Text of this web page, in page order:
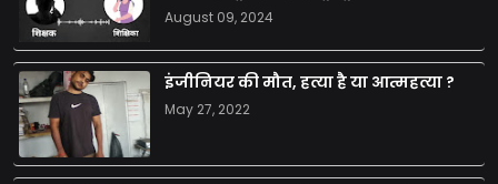
August 09, 2024
इंजीनियर की मौत, हत्या है या आत्महत्या ?
May 27, 2022